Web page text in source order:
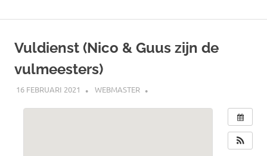
inhoud
Vuldienst (Nico & Guus zijn de
vulmeesters)
16 FEBRUARI 2021 WEBMASTER